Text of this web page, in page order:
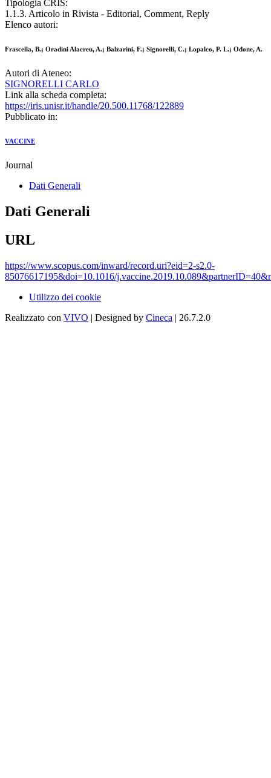
Tipologia CRIS:
1.1.3. Articolo in Rivista - Editorial, Comment, Reply
Elenco autori:
Frascella, B.; Oradini Alacreu, A.; Balzarini, F.; Signorelli, C.; Lopalco, P. L.; Odone, A.
Autori di Ateneo:
SIGNORELLI CARLO
Link alla scheda completa:
https://iris.unisr.it/handle/20.500.11768/122889
Pubblicato in:
VACCINE
Journal
Dati Generali
Dati Generali
URL
https://www.scopus.com/inward/record.uri?eid=2-s2.0-
85076617195&doi=10.1016/
Utilizzo dei cookie
Realizzato con VIVO | Designed by Cineca | 26.7.2.0